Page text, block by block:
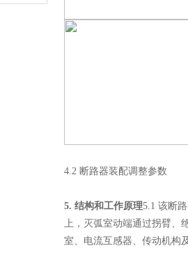
4.2 断路器装配调整参数
5. 结构和工作原理5.1 该断
上，灭弧室动端通过拐臂、
室、电流互感器、传动机构